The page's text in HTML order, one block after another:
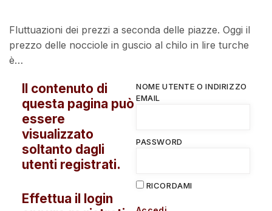
Fluttuazioni dei prezzi a seconda delle piazze. Oggi il
prezzo delle nocciole in guscio al chilo in lire turche
è…
Il contenuto di
questa pagina può
essere
visualizzato
soltanto dagli
utenti registrati.
Effettua il login
NOME UTENTE O INDIRIZZO
EMAIL
PASSWORD
RICORDAMI